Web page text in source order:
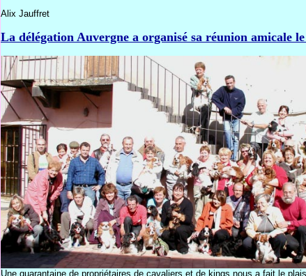
Alix Jauffret
La délégation Auvergne a organisé sa réunion amicale
Une quarantaine de propriétaires de cavaliers et de kings nous a fait le